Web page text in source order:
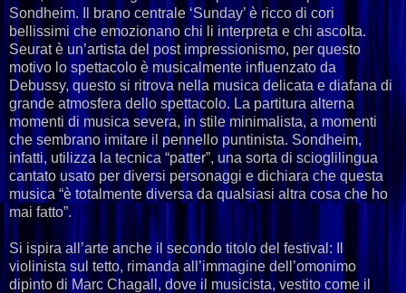
Sondheim. Il brano centrale ‘Sunday’ è ricco di cori
bellissimi che emozionano chi li interpreta e chi ascolta.
Seurat è un’artista del post impressionismo, per questo
motivo lo spettacolo è musicalmente influenzato da
Debussy, questo si ritrova nella musica delicata e diafana di
grande atmosfera dello spettacolo. La partitura alterna
momenti di musica severa, in stile minimalista, a momenti
che sembrano imitare il pennello puntinista. Sondheim,
infatti, utilizza la tecnica “patter”, una sorta di scioglilingua
cantato usato per diversi personaggi e dichiara che questa
musica “è totalmente diversa da qualsiasi altra cosa che ho
mai fatto”.
Si ispira all’arte anche il secondo titolo del festival: Il
violinista sul tetto, rimanda all’immagine dell’omonimo
dipinto di Marc Chagall, dove il musicista, vestito come il